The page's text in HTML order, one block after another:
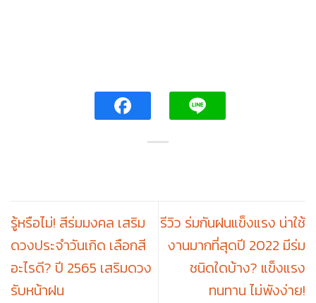
รู้หรือไม่! สีร่มมงคล เสริม
ดวงประจำวันเกิด เลือกสี
อะไรดี? ปี 2565 เสริมดวง
รับหน้าฝน
รีวิว ร่มกันฝนแข็งแรง น่าใช้
งานมากที่สุดปี 2022 มีร่ม
ชนิดใดบ้าง? แข็งแรง
ทนทาน ไม่พังง่าย!